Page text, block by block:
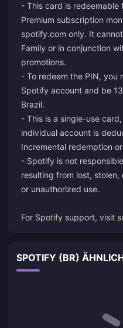
- This card is
Premium subscription
spotify.com only. It
Family or in conjunction
promotions.
- To redeem the PIN, you
Spotify account and be
Brazil.
- This is a single-use
individual account is
Incremental redemption
- Spotify is not
resulting from lost,
or unauthorized use.
For Spotify support, visit
SPOTIFY (BR)